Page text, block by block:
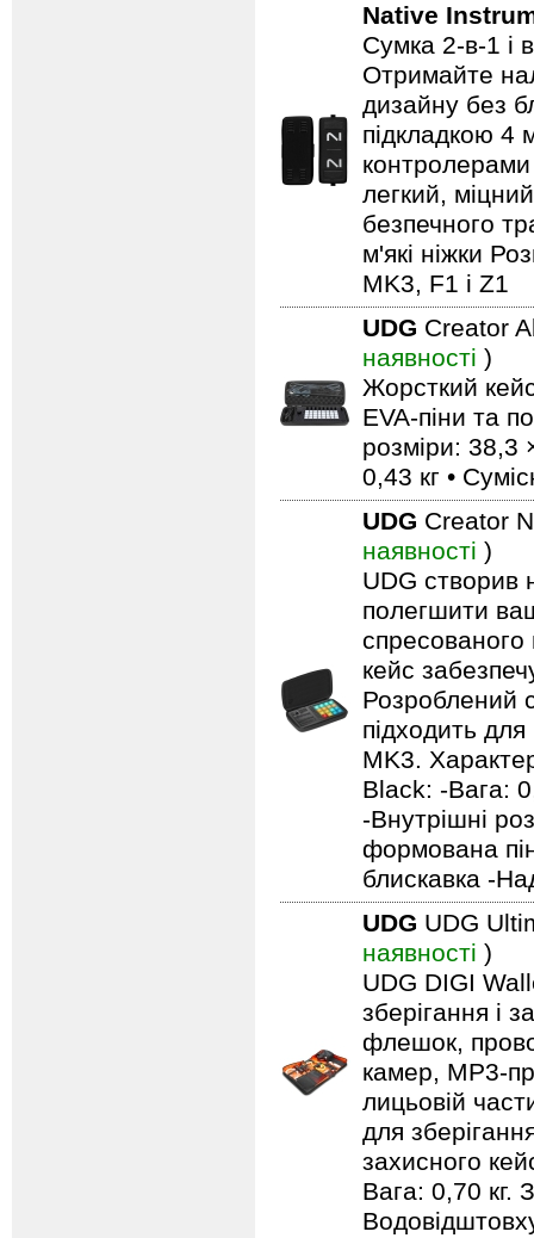
Native
Сумка 2-в-1 і
Отримайте
дизайну без
підкладкою 4
легкий,
безпечного
м'які ніжки
MK3, F1 і Z1
UDG Creator
наявності )
Жорсткий
EVA-піни та
розміри: 38,3
0,43 кг •
UDG Creator
наявності )
UDG створив
полегшити
кейс
Розроблений
підходить
MK3.
Black: -Вага:
-Внутрішні
формована
блискавка -
UDG UDG
наявності )
UDG DIGI
зберігання і
флешок,
камер, MP3-
лицьовій
для
захисного
Вага: 0,70 кг.